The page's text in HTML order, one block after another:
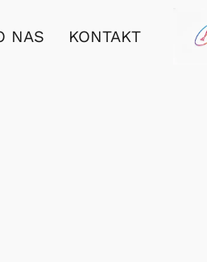
NAS KONTAKT